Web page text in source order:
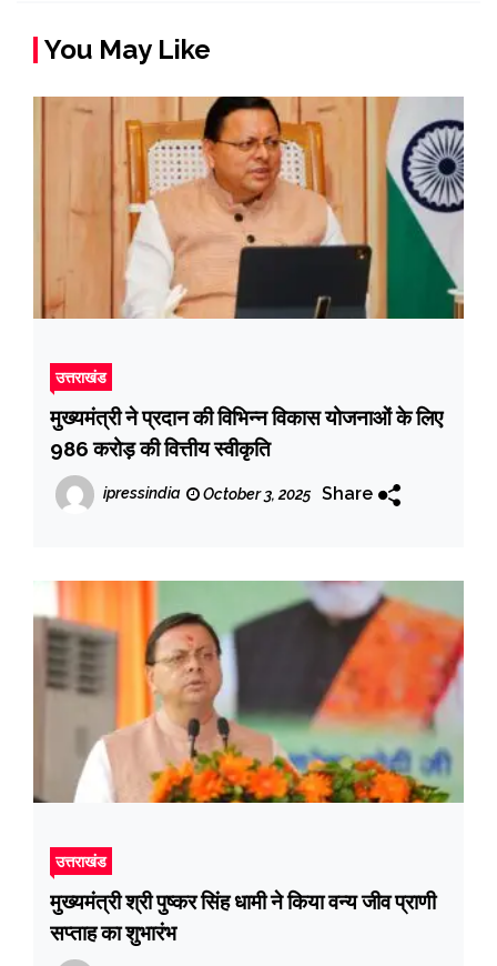
You May Like
उत्तराखंड
मुख्यमंत्री ने प्रदान की विभिन्न विकास योजनाओं के लिए
986 करोड़ की वित्तीय स्वीकृति
ipressindia October 3, 2025 Share
उत्तराखंड
मुख्यमंत्री श्री पुष्कर सिंह धामी ने किया वन्य जीव प्राणी
सप्ताह का शुभारंभ